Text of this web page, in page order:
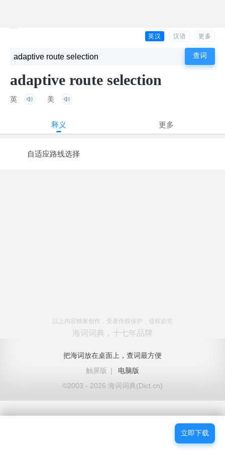
英汉 汉语 更多
adaptive route selection
英 美
释义 更多
自适应路线选择
以上内容独家创作，受著作权保护，侵权必究
海词词典，十七年品牌
把海词放在桌面上，查词最方便
触屏版
|
电脑版
©2003 - 2026 海词词典(Dict.cn)
立即下载
立即下载